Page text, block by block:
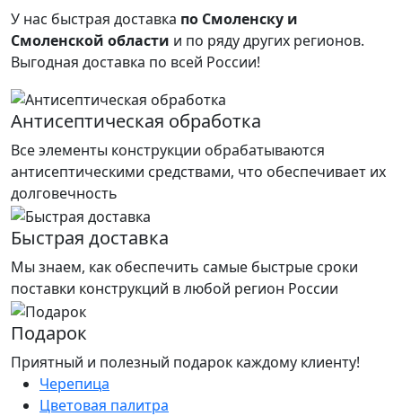
У нас быстрая доставка по Смоленску и
Смоленской области и по ряду других регионов.
Выгодная доставка по всей России!
Антисептическая обработка
Все элементы конструкции обрабатываются
антисептическими средствами, что обеспечивает их
долговечность
Быстрая доставка
Мы знаем, как обеспечить самые быстрые сроки
поставки конструкций в любой регион России
Подарок
Приятный и полезный подарок каждому клиенту!
Черепица
Цветовая палитра